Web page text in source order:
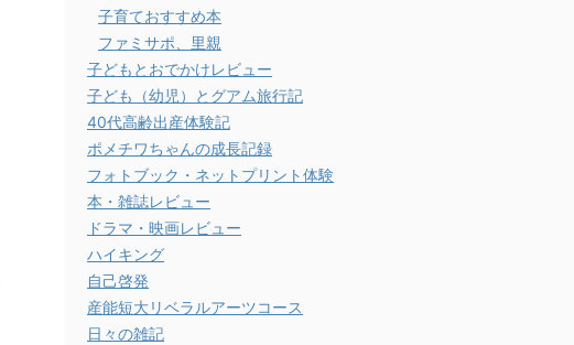
子育ておすすめ本
ファミサポ、里親
子どもとおでかけレビュー
子ども（幼児）とグアム旅行記
40代高齢出産体験記
ポメチワちゃんの成長記録
フォトブック・ネットプリント体験
本・雑誌レビュー
ドラマ・映画レビュー
ハイキング
自己啓発
産能短大リベラルアーツコース
日々の雑記